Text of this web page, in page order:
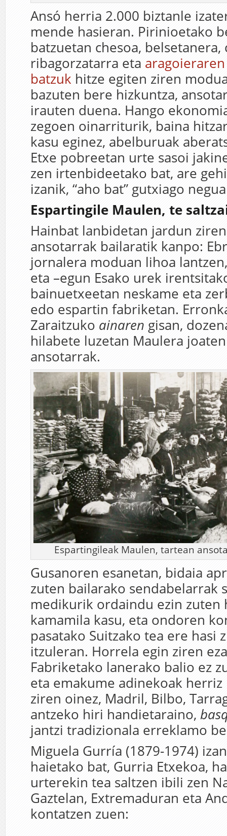
Ansó herria 2.000 biztanle
mende hasieran. Pirinioetako
batzuetan chesoa, belsetanera,
ribagorzatarra eta
batzuk hitze egiten ziren
bazuten bere hizkuntza,
irauten duena. Hango
zegoen oinarriturik, baina
kasu eginez, abelburuak
Etxe pobreetan urte sasoi
zen irtenbideetako bat, are
izanik, “aho bat” gutxiago
Espartingile Maulen, te
Hainbat lanbidetan jardun
ansotarrak bailaratik kanpo:
jornalera moduan lihoa
eta –egun Esako urek
bainuetxeetan neskame eta
edo espartin fabriketan.
Zaraitzuko ainaren gisan,
hilabete luzetan Maulera
ansotarrak.
Espartingileak Maulen, tartean
Gusanoren esanetan, bidaia
zuten bailarako sendabelarrak
medikurik ordaindu ezin zuten
kamamila kasu, eta ondoren
pasatako Suitzako tea ere hasi
itzuleran. Horrela egin ziren
Fabriketako lanerako balio ez
eta emakume adinekoak
ziren oinez, Madril, Bilbo,
antzeko hiri handietaraino,
jantzi tradizionala erreklamo
Miguela Gurría (1879-1974)
haietako bat, Gurria Etxekoa,
urterekin tea saltzen ibili zen
Gaztelan, Extremaduran eta
kontatzen zuen: